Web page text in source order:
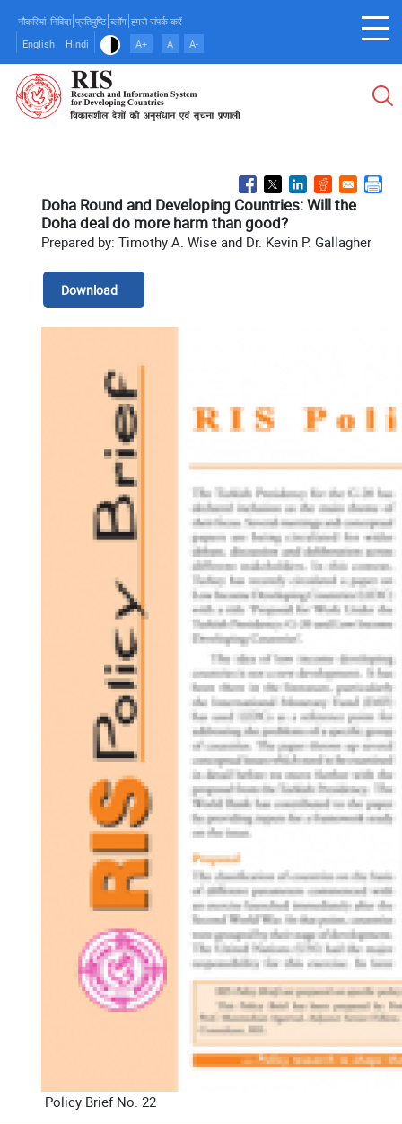
main
content
नौकरियां निविदा प्रतिपुष्टि ब्लॉग हमसे संपर्क करें
English
Hindi A+ A A-
Doha Round and Developing Countries: Will the
Doha deal do more harm than good?
Prepared by: Timothy A. Wise and Dr. Kevin P. Gallagher
Download
Policy Brief No. 22